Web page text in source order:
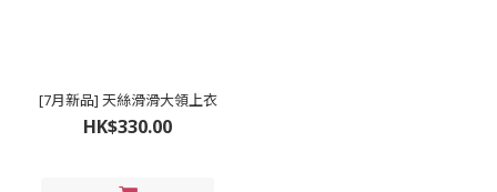
[7月新品] 天絲滑滑大領上衣
HK$330.00